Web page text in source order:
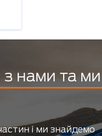
нами та
і ми знайдемо